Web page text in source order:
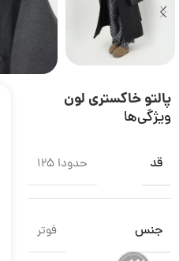
پالتو خاکستری لون
ویژگی‌ها
قد حدودا ۱۲۵
جنس فوتر